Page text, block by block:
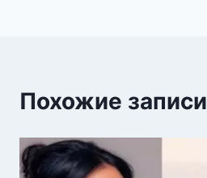
Похожие записи